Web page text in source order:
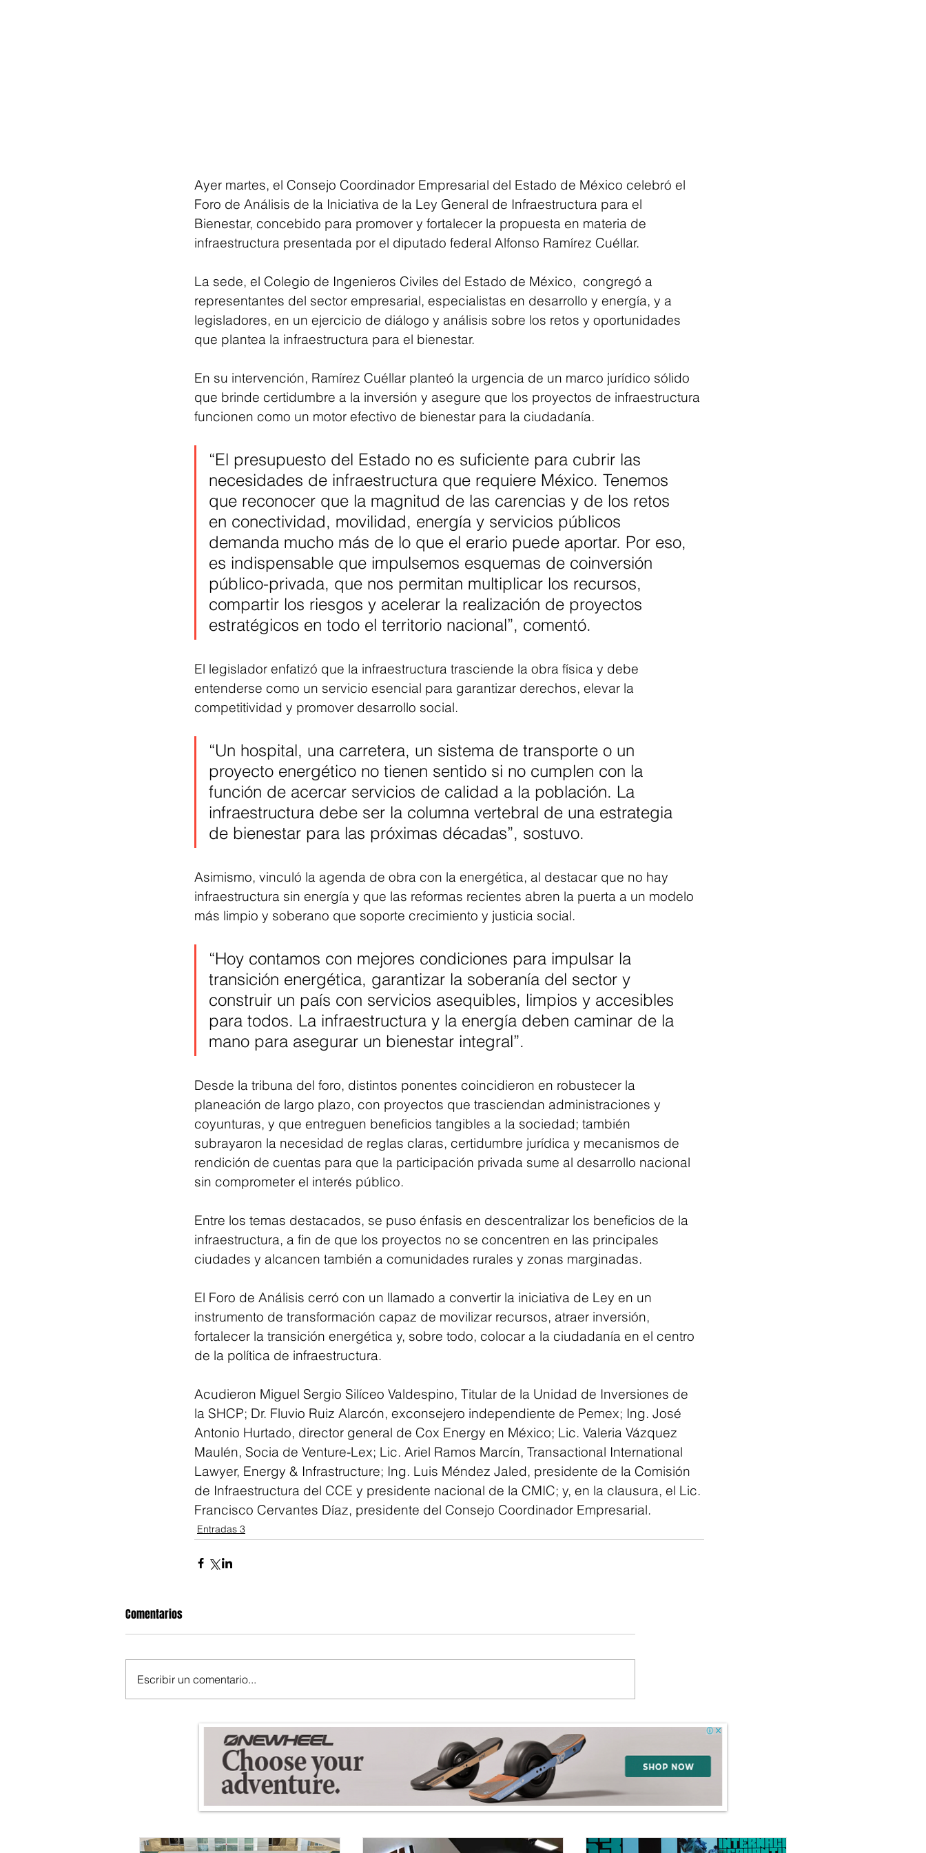
Ayer martes, el Consejo Coordinador Empresarial del Estado de México celebró el
Foro de Análisis de la Iniciativa de la Ley General de Infraestructura para el
Bienestar, concebido para promover y fortalecer la propuesta en materia de
infraestructura presentada por el diputado federal Alfonso Ramírez Cuéllar.
La sede, el Colegio de Ingenieros Civiles del Estado de México,  congregó a
representantes del sector empresarial, especialistas en desarrollo y energía, y a
legisladores, en un ejercicio de diálogo y análisis sobre los retos y oportunidades
que plantea la infraestructura para el bienestar.
En su intervención, Ramírez Cuéllar planteó la urgencia de un marco jurídico sólido
que brinde certidumbre a la inversión y asegure que los proyectos de infraestructura
funcionen como un motor efectivo de bienestar para la ciudadanía.
“El presupuesto del Estado no es suficiente para cubrir las
necesidades de infraestructura que requiere México. Tenemos
que reconocer que la magnitud de las carencias y de los retos
en conectividad, movilidad, energía y servicios públicos
demanda mucho más de lo que el erario puede aportar. Por eso,
es indispensable que impulsemos esquemas de coinversión
público-privada, que nos permitan multiplicar los recursos,
compartir los riesgos y acelerar la realización de proyectos
estratégicos en todo el territorio nacional”, comentó.
El legislador enfatizó que la infraestructura trasciende la obra física y debe
entenderse como un servicio esencial para garantizar derechos, elevar la
competitividad y promover desarrollo social.
“Un hospital, una carretera, un sistema de transporte o un
proyecto energético no tienen sentido si no cumplen con la
función de acercar servicios de calidad a la población. La
infraestructura debe ser la columna vertebral de una estrategia
de bienestar para las próximas décadas”, sostuvo.
Asimismo, vinculó la agenda de obra con la energética, al destacar que no hay
infraestructura sin energía y que las reformas recientes abren la puerta a un modelo
más limpio y soberano que soporte crecimiento y justicia social.
“Hoy contamos con mejores condiciones para impulsar la
transición energética, garantizar la soberanía del sector y
construir un país con servicios asequibles, limpios y accesibles
para todos. La infraestructura y la energía deben caminar de la
mano para asegurar un bienestar integral”.
Desde la tribuna del foro, distintos ponentes coincidieron en robustecer la
planeación de largo plazo, con proyectos que trasciendan administraciones y
coyunturas, y que entreguen beneficios tangibles a la sociedad; también
subrayaron la necesidad de reglas claras, certidumbre jurídica y mecanismos de
rendición de cuentas para que la participación privada sume al desarrollo nacional
sin comprometer el interés público.
Entre los temas destacados, se puso énfasis en descentralizar los beneficios de la
infraestructura, a fin de que los proyectos no se concentren en las principales
ciudades y alcancen también a comunidades rurales y zonas marginadas.
El Foro de Análisis cerró con un llamado a convertir la iniciativa de Ley en un
instrumento de transformación capaz de movilizar recursos, atraer inversión,
fortalecer la transición energética y, sobre todo, colocar a la ciudadanía en el centro
de la política de infraestructura.
Acudieron Miguel Sergio Silíceo Valdespino, Titular de la Unidad de Inversiones de
la SHCP; Dr. Fluvio Ruiz Alarcón, exconsejero independiente de Pemex; Ing. José
Antonio Hurtado, director general de Cox Energy en México; Lic. Valeria Vázquez
Maulén, Socia de Venture-Lex; Lic. Ariel Ramos Marcín, Transactional International
Lawyer, Energy & Infrastructure; Ing. Luis Méndez Jaled, presidente de la Comisión
de Infraestructura del CCE y presidente nacional de la CMIC; y, en la clausura, el Lic.
Francisco Cervantes Díaz, presidente del Consejo Coordinador Empresarial.
Entradas 3
Comentarios
Escribir un comentario...